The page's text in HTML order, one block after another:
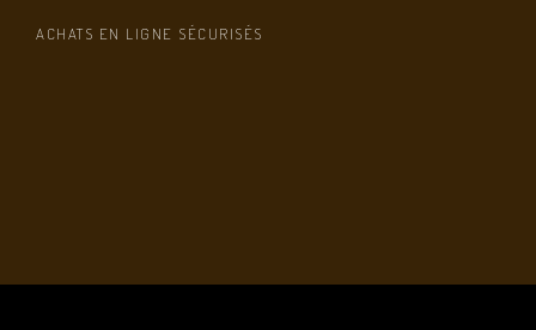
ACHATS EN LIGNE SÉCURISÉS